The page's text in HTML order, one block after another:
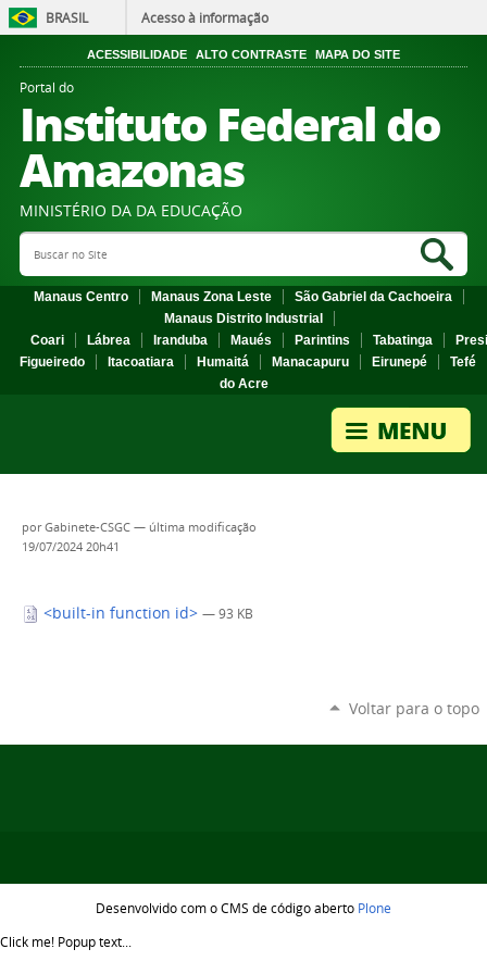
BRASIL Acesso à informação
ACESSIBILIDADE ALTO CONTRASTE MAPA DO SITE
Portal do
Instituto Federal do
Amazonas
MINISTÉRIO DA DA EDUCAÇÃO
Search Site
Manaus Centro Manaus Zona Leste
São Gabriel da Cachoeira
Manaus Distrito Industrial
Coari
Lábrea Iranduba Maués Parintins Tabatinga
Figueiredo
Itacoatiara Humaitá Manacapuru Eirunepé
Tefé
do Acre
porGabinete-CSGC — última modificação
19/07/2024 20h41
<built-in function id> — 93 KB
Voltar para o topo
Desenvolvido com o CMS de código aberto Plone
Click me! Popup text...